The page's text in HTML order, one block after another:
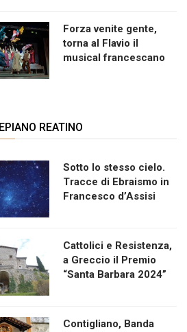
Forza venite gente,
torna al Flavio il
musical francescano
REATINO
Sotto lo stesso cielo.
Tracce di Ebraismo in
Francesco d’Assisi
Cattolici e Resistenza,
a Greccio il Premio
“Santa Barbara 2024”
Contigliano, Banda